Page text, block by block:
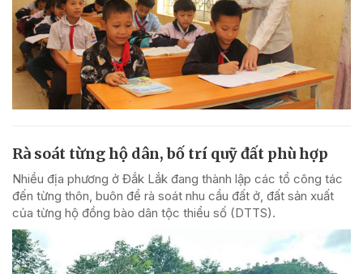
Rà soát từng hộ dân, bố trí quỹ đất phù hợp
Nhiều địa phương ở Đắk Lắk đang thành lập các tổ công tác
đến từng thôn, buôn để rà soát nhu cầu đất ở, đất sản xuất
của từng hộ đồng bào dân tộc thiểu số (DTTS).